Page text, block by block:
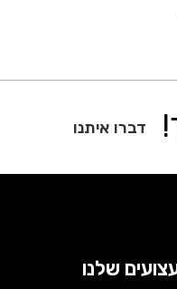
דברו איתנו
שלנו